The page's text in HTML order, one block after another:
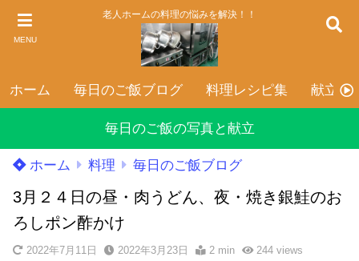
MENU
老人ホームの料理の悩みを解決！！
ホーム 毎日のご飯ブログ 料理レシピ集 献立表
毎日のご飯の写真と献立
ホーム 料理 毎日のご飯ブログ
3月２４日の昼・肉うどん、夜・焼き銀鮭のお
ろしポン酢かけ
2022年7月11日 2022年3月23日 2 min 244views